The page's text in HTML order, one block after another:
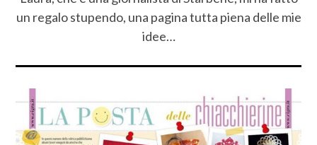
un regalo stupendo, una pagina tutta piena delle mie
idee…